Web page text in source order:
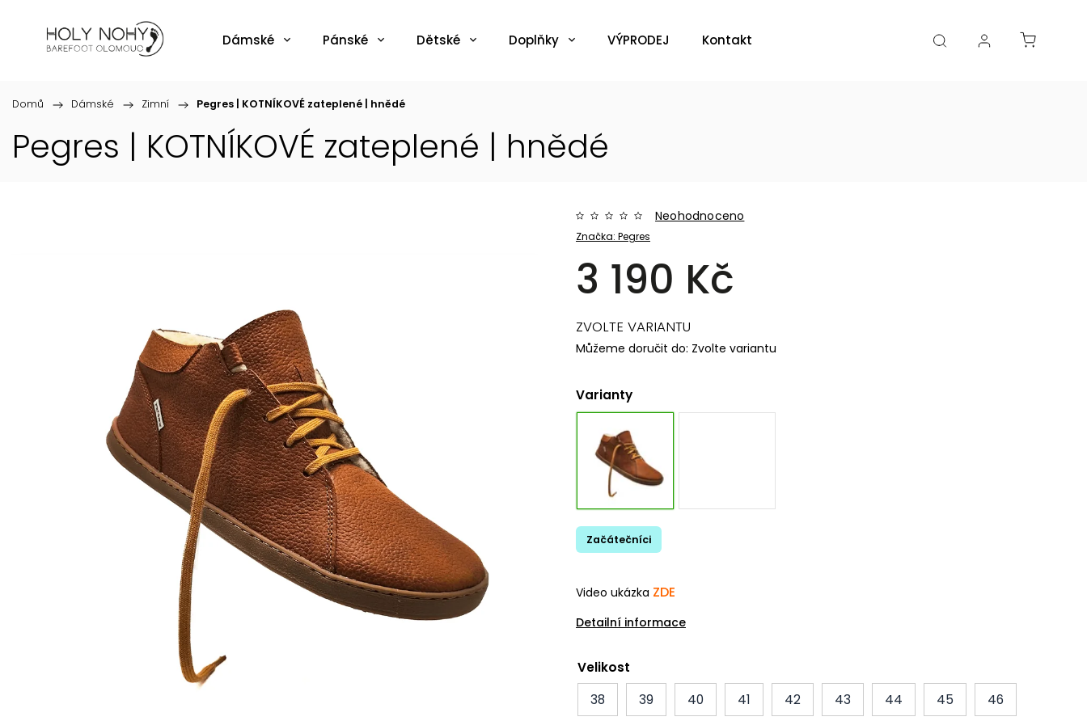
Dámské Pánské Dětské Doplňky VÝPRODEJ Kontakty
Domů / Dámské / Zimní / Pegres | KOTNÍKOVÉ zateplené | hnědé
Pegres | KOTNÍKOVÉ zateplené | hnědé
Značka:Pegres
Neohodnoceno
Varianty
3 190 Kč
Začátečníci
Video ukázka ZDE
Detailní informace
ZVOLTE VARIANTU
Můžeme doručit do: Zvolte variantu
Velikost
38
39 40 41 42 43 44 45 46